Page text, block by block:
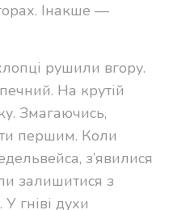
Інакше —
рушили вгору.
На крутій
Змагаючись,
першим. Коли
з’явилися
залишитися з
гніві духи